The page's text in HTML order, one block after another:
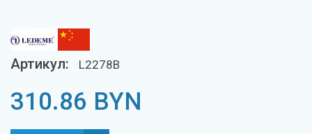
Артикул: L2278B
310.86 BYN